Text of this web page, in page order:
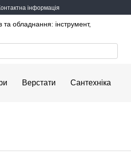
інформація
та обладнання: інструмент,
Верстати Сантехніка